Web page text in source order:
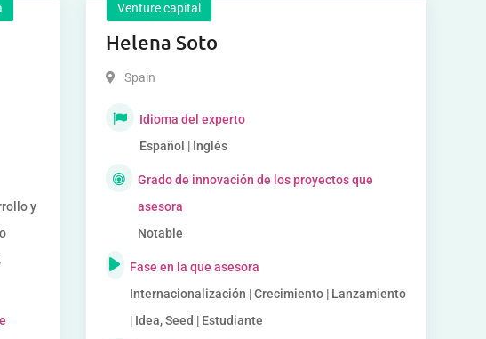
y
Venture capital
Helena Soto
Spain
Idioma del experto
Español | Inglés
Grado de innovación de los proyectos que
asesora
Notable
Fase en la que asesora
Internacionalización | Crecimiento | Lanzamiento
| Idea, Seed | Estudiante